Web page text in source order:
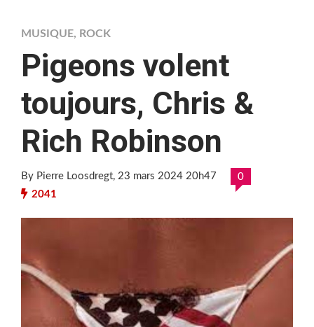
MUSIQUE, ROCK
Pigeons volent
toujours, Chris &
Rich Robinson
By Pierre Loosdregt, 23 mars 2024 20h47
0
2041